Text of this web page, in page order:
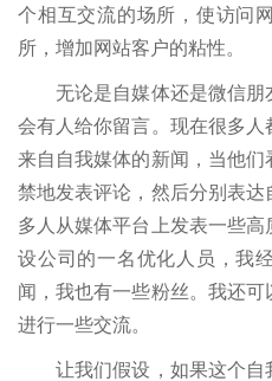
个相互交流的场所，使访问
所，增加网站客户的粘性。
无论是自媒体还是微信朋
会有人给你留言。现在很多
来自自我媒体的新闻，当他
禁地发表评论，然后分别表
多人从媒体平台上发表一些
设公司的一名优化人员，我
闻，我也有一些粉丝。我还
进行一些交流。
让我们假设，如果这个自